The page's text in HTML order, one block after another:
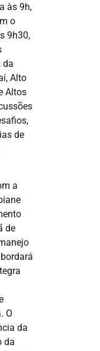
às 9h,
o
9h30,
da
Alto
Altos
de
a
de
O
da
da